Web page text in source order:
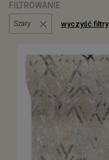
FILTROWANIE
Szary wyczyść filtry